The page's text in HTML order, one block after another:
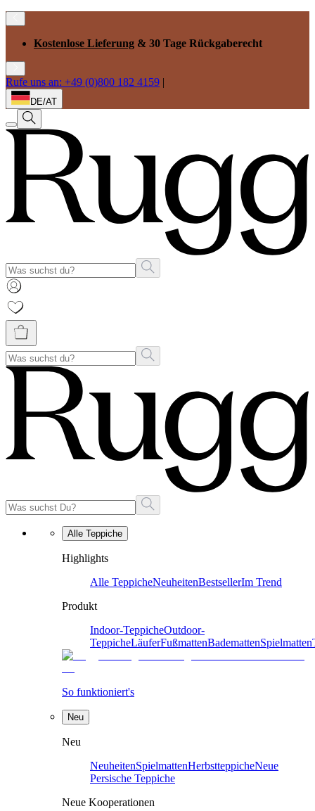
Kostenlose Lieferung & 30 Tage Rückgaberecht
Rufe uns an: +49 (0)800 182 4159 |
DE/AT
Alle Teppiche
Highlights
Alle TeppicheNeuheitenBestsellerIm Trend
Produkt
Indoor-TeppicheOutdoor-
TeppicheLäuferFußmattenBademattenSpielmatten
So funktioniert's
Neu
Neu
NeuheitenSpielmattenHerbstteppicheNeue
Persische Teppiche
Neue Kooperationen